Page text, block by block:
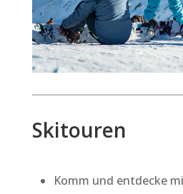
Skitouren
Komm und entdecke